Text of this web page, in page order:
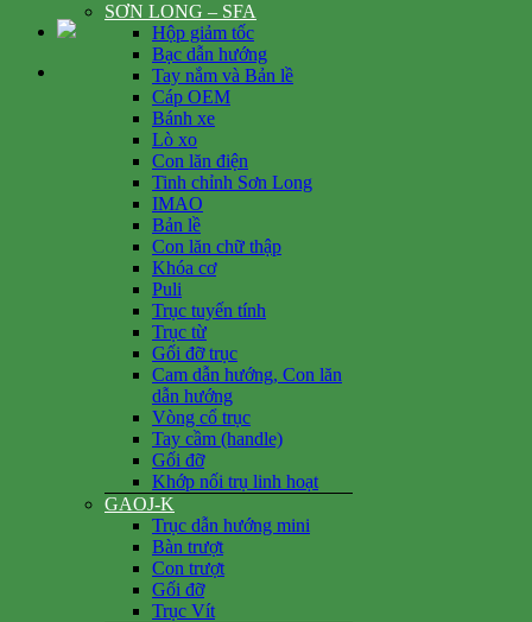
SƠN LONG – SFA
Hộp giảm tốc
Bạc dẫn hướng
Tay nắm và Bản lề
Cáp OEM
Bánh xe
Lò xo
Con lăn điện
Tinh chỉnh Sơn Long
IMAO
Bản lề
Con lăn chữ thập
Khóa cơ
Puli
Trục tuyến tính
Trục từ
Gối đỡ trục
Cam dẫn hướng, Con lăn
dẫn hướng
Vòng cổ trục
Tay cầm (handle)
Gối đỡ
Khớp nối trụ linh hoạt
GAOJ-K
Trục dẫn hướng mini
Bàn trượt
Con trượt
Gối đỡ
Trục Vít